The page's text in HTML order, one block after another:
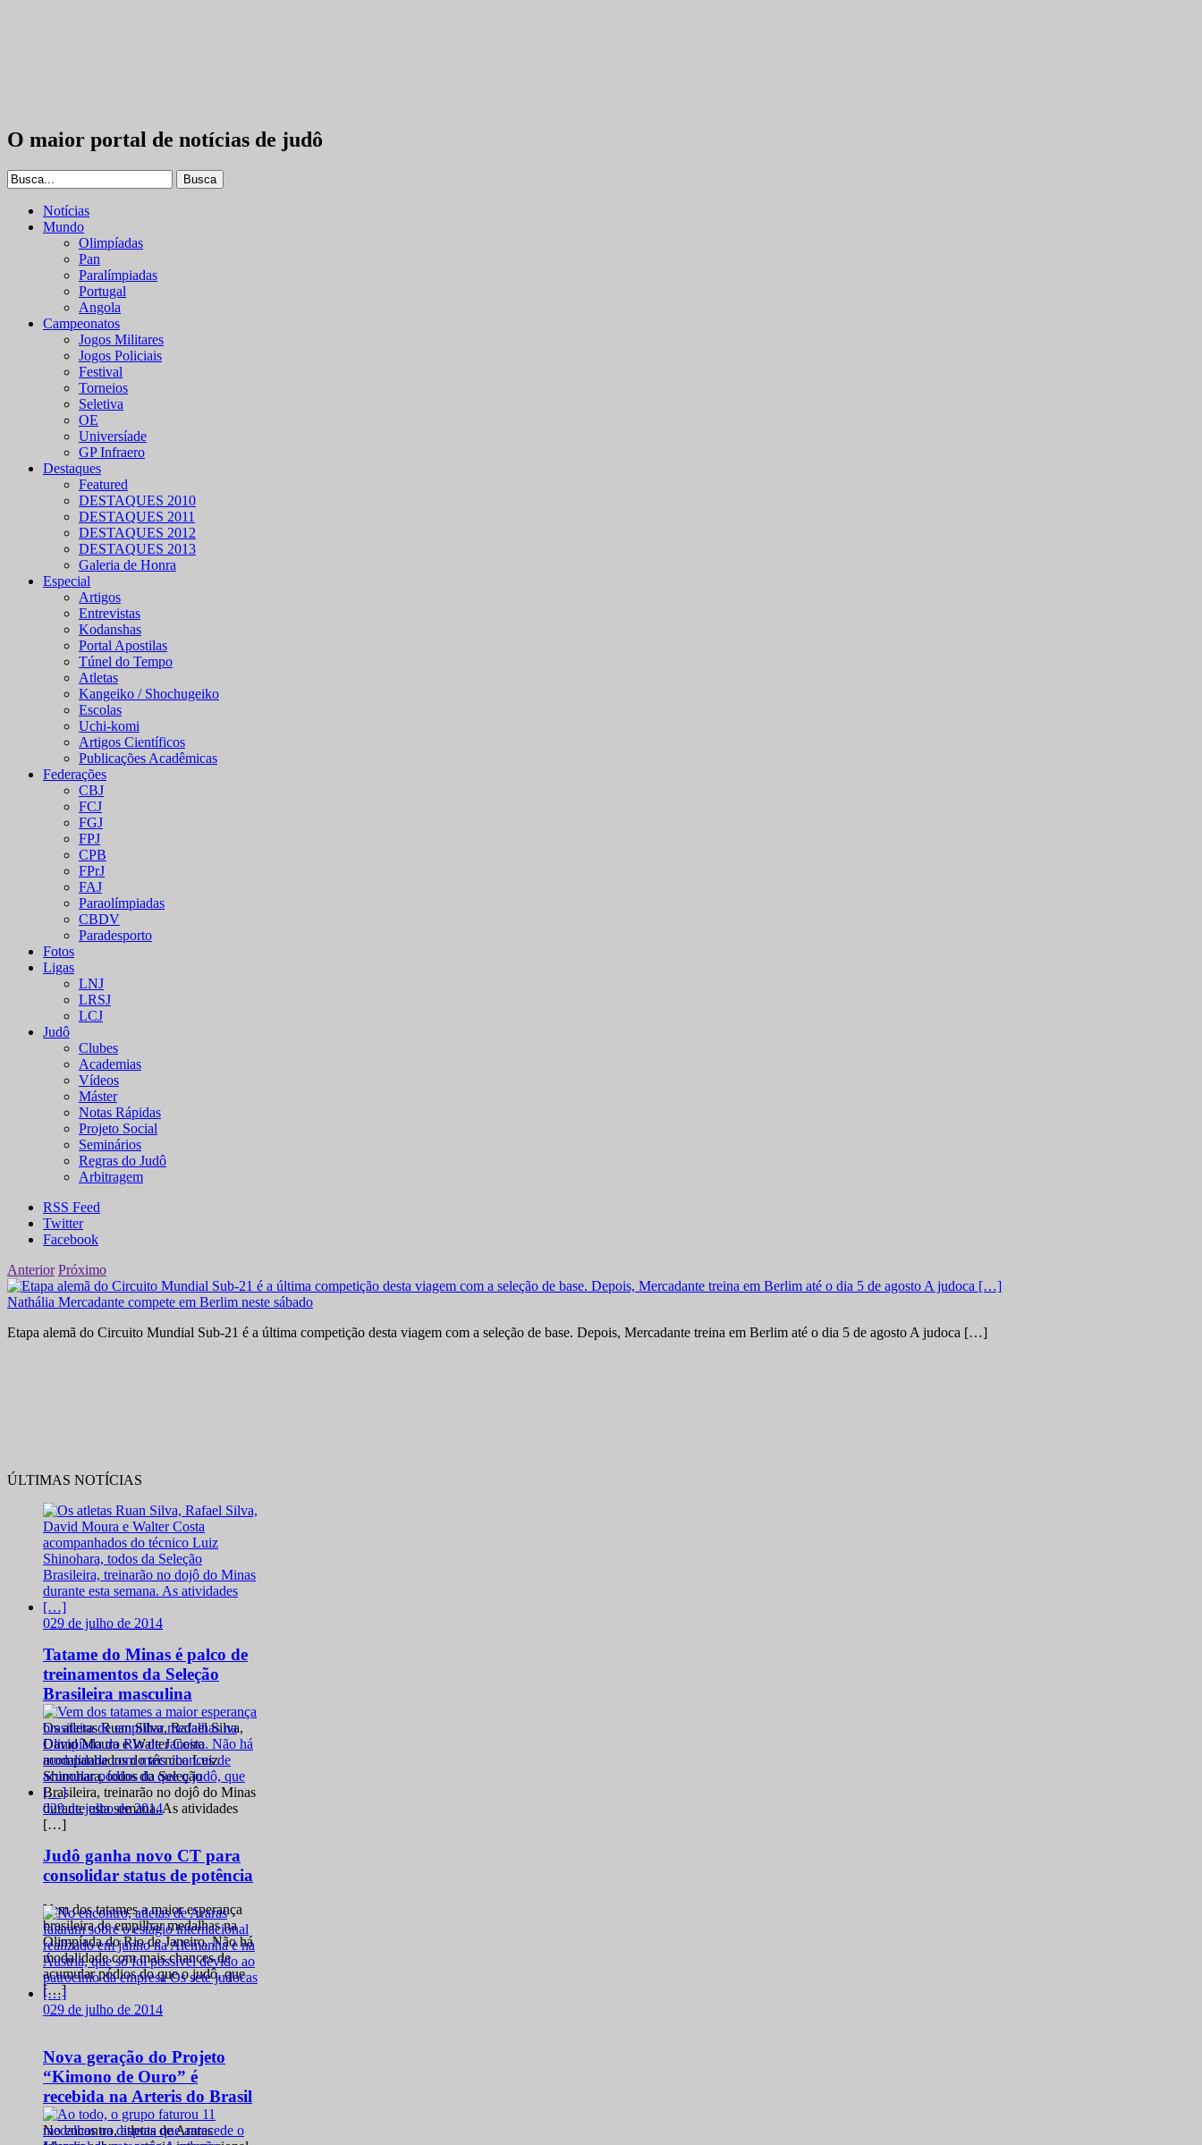
O maior portal de notícias de judô
Notícias
Mundo
Olimpíadas
Pan
Paralímpiadas
Portugal
Angola
Campeonatos
Jogos Militares
Jogos Policiais
Festival
Torneios
Seletiva
OE
Universíade
GP Infraero
Destaques
Featured
DESTAQUES 2010
DESTAQUES 2011
DESTAQUES 2012
DESTAQUES 2013
Galeria de Honra
Especial
Artigos
Entrevistas
Kodanshas
Portal Apostilas
Túnel do Tempo
Atletas
Kangeiko / Shochugeiko
Escolas
Uchi-komi
Artigos Científicos
Publicações Acadêmicas
Federações
CBJ
FCJ
FGJ
FPJ
CPB
FPrJ
FAJ
Paraolímpiadas
CBDV
Paradesporto
Fotos
Ligas
LNJ
LRSJ
LCJ
Judô
Clubes
Academias
Vídeos
Máster
Notas Rápidas
Projeto Social
Seminários
Regras do Judô
Arbitragem
RSS Feed
Twitter
Facebook
Anterior Próximo
Nathália Mercadante compete em Berlim neste sábado
Etapa alemã do Circuito Mundial Sub-21 é a última competição desta viagem com a seleção de base. Depois, Mercadante treina em Berlim até o dia 5 de agosto A judoca […]
ÚLTIMAS NOTÍCIAS
029 de julho de 2014
Tatame do Minas é palco de
treinamentos da Seleção
Brasileira masculina
Os atletas Ruan Silva, Rafael Silva,
David Moura e Walter Costa
acompanhados do técnico Luiz
Shinohara, todos da Seleção
Brasileira, treinarão no dojô do Minas
durante esta semana. As atividades
[…]
029 de julho de 2014
Judô ganha novo CT para
consolidar status de potência
Vem dos tatames a maior esperança
brasileira de empilhar medalhas na
Olimpíada do Rio de Janeiro. Não há
modalidade com mais chances de
acumular pódios do que o judô, que
[…]
029 de julho de 2014
Nova geração do Projeto
“Kimono de Ouro” é
recebida na Arteris do Brasil
No encontro, atletas de Araras